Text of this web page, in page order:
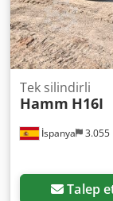
İspanya 3.055
Tek silindirli
Hamm H16I
Talep